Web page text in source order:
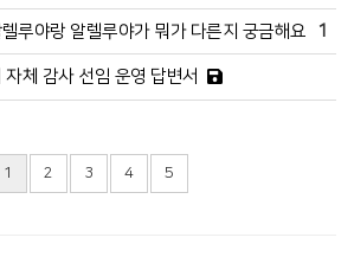
루야랑 알렐루야가 뭐가 다른지 궁금해요 1
자체 감사 선임 운영 답변서
1 2 3 4 5